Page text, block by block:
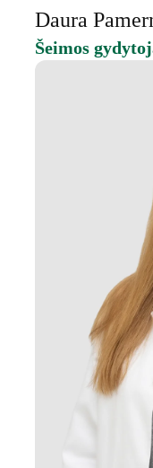
Daura
Šeimos